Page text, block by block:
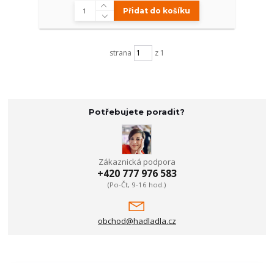
Přidat do košíku
strana z 1
Potřebujete poradit?
Zákaznická podpora
+420 777 976 583
(Po-Čt, 9-16 hod.)
obchod@hadladla.cz